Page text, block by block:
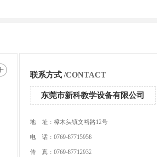
联系方式 /CONTACT
东莞市新科教学设备有限公司
地 址：樟木头镇文裕路12号
电 话：0769-87715958
传 真：0769-87712932